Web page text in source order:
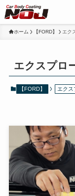
ホーム 【FORD】 エク
エクスプロ
【FORD】 エクス